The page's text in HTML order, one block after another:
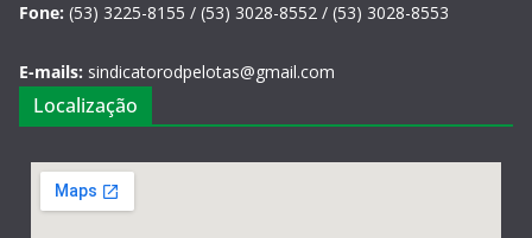
Fone: (53) 3225-8155 / (53) 3028-8552 / (53) 3028-8553
E-mails: sindicatorodpelotas@gmail.com
Localização